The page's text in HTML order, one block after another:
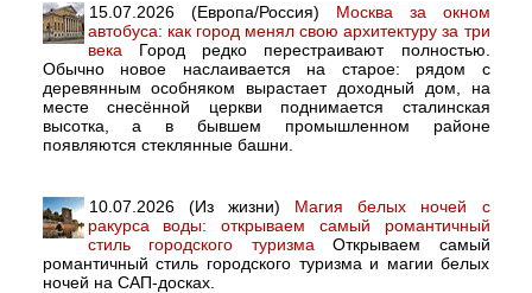
15.07.2026 (Европа/Россия) Москва за окном
автобуса: как город менял свою архитектуру за три
века Город редко перестраивают полностью.
Обычно новое наслаивается на старое: рядом с
деревянным особняком вырастает доходный дом, на
месте снесённой церкви поднимается сталинская
высотка, а в бывшем промышленном районе
появляются стеклянные башни.
10.07.2026 (Из жизни) Магия белых ночей с
ракурса воды: открываем самый романтичный
стиль городского туризма Открываем самый
романтичный стиль городского туризма и магии белых
ночей на САП-досках.